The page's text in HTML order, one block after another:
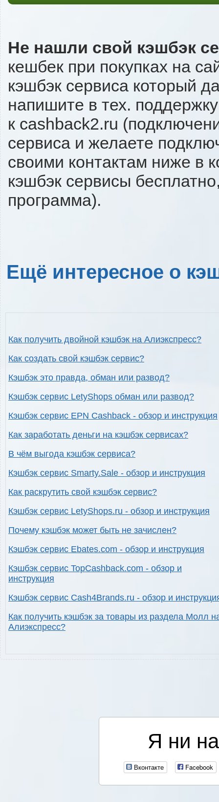
Не нашли свой кэшбэк
кешбек при покупках на
кэшбэк сервиса который
напишите в тех.
к cashback2.ru
сервиса и желаете
своими контактам ниже в
кэшбэк сервисы
программа).
Ещё интересное о
Как получить двойной кэшбэк на Алиэкспресс?
Как создать свой кэшбэк сервис?
Кэшбэк это правда, обман или развод?
Кэшбэк сервис LetyShops обман или развод?
Кэшбэк сервис EPN Cashback - обзор и инструкция
Как заработать деньги на кэшбэк сервисах?
В чём выгода кэшбэк сервиса?
Кэшбэк сервис Smarty.Sale - обзор и инструкция
Как раскрутить свой кэшбэк сервис?
Кэшбэк сервис LetyShops.ru - обзор и инструкция
Почему кэшбэк может быть не зачислен?
Кэшбэк сервис Ebates.com - обзор и инструкция
Кэшбэк сервис TopCashback.com - обзор и
инструкция
Кэшбэк сервис Cash4Brands.ru - обзор и
Как получить кэшбэк за товары из раздела Молл
Алиэкспресс?
Я ни
Вконтакте Facebook